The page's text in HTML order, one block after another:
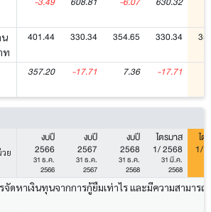
ท
401.44 330.34 354.65 330.34
357.20 -17.71 7.36 -17.71
ย
งบปี
2566
31 ธ.ค.
2566
งบปี
2567
31 ธ.ค.
2567
งบปี
2568
31 ธ.ค.
2568
ไตรมาส
1/ 2568
31 มี.ค.
2568
ไต
1/
หาเงินทุนจากการกู้ยืมเท่าไร และมีความสามารถ